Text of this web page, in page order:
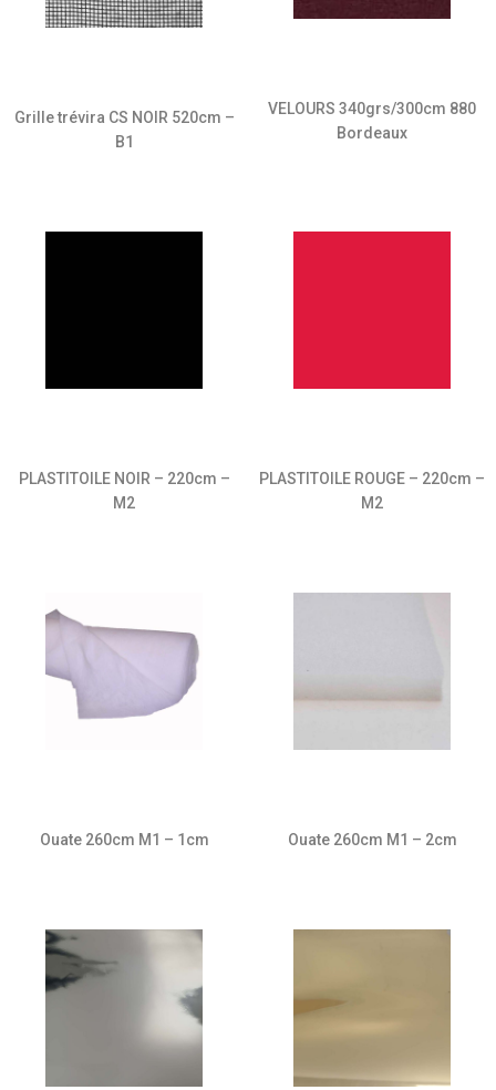
Grille trévira CS NOIR 520cm –
B1
VELOURS 340grs/300cm 880
Bordeaux
PLASTITOILE NOIR – 220cm –
M2
PLASTITOILE ROUGE – 220cm –
M2
Ouate 260cm M1 – 1cm Ouate 260cm M1 – 2cm